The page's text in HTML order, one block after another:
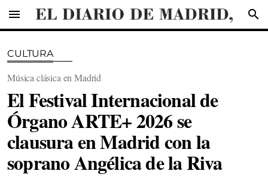
menu search
CULTURA
Música clásica en Madrid
El Festival Internacional de
Órgano ARTE+ 2026 se
clausura en Madrid con la
soprano Angélica de la Riva